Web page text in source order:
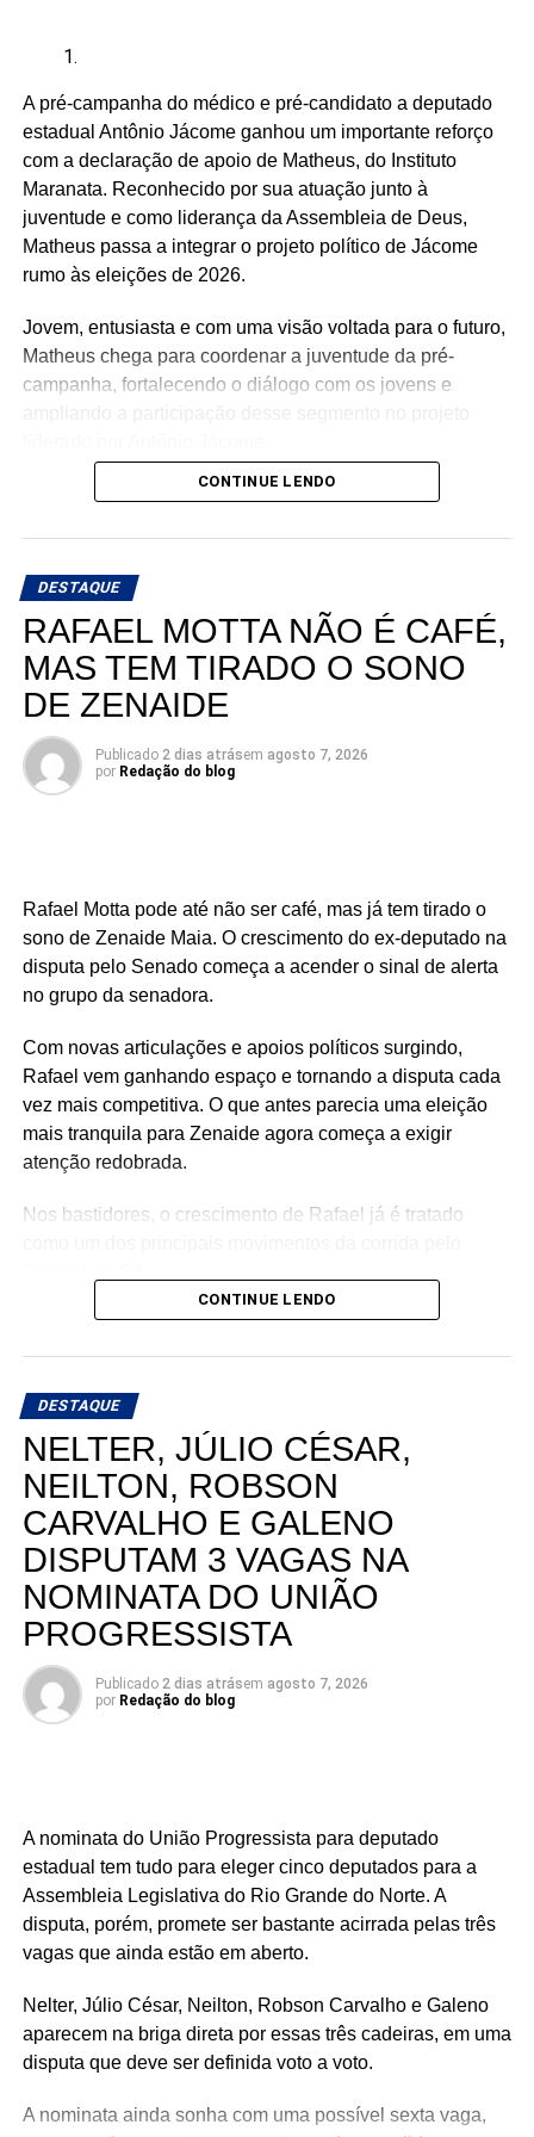
Wesley Mendes (BA)
Mãe Bernadete de Oxóssi (BA)
Ariane Magalhães (RJ)
O PSOL afirma ser a favor da liberdade religiosa e
combate o racismo religioso. Segundo a sigla, entre seus
filiados, há pessoas que se candidataram em defesa da
causa, sendo esta uma iniciativa desenvolvida por esse
A pré-campanha do médico e pré-candidato a deputado
estadual Antônio Jácome ganhou um importante reforço
com a declaração de apoio de Matheus, do Instituto
Maranata. Reconhecido por sua atuação junto à
juventude e como liderança da Assembleia de Deus,
Matheus passa a integrar o projeto político de Jácome
rumo às eleições de 2026.
Jovem, entusiasta e com uma visão voltada para o futuro,
Matheus chega para coordenar a juventude da pré-
campanha, fortalecendo o diálogo com os jovens e
Ao declarar seu apoio, Matheus afirmou acreditar na
busca retornar à Assembleia Legislativa, segue
ampliando sua base de apoio e reunindo lideranças de
diferentes regiões e segmentos da sociedade em torno de
sua pré-candidatura.
CONTINUE LENDO
DESTAQUE
RAFAEL MOTTA NÃO É CAFÉ,
MAS TEM TIRADO O SONO
DE ZENAIDE
Publicado 2 dias atrásem agosto 7, 2026
por Redação do blog
Rafael Motta pode até não ser café, mas já tem tirado o
sono de Zenaide Maia. O crescimento do ex-deputado na
disputa pelo Senado começa a acender o sinal de alerta
no grupo da senadora.
Com novas articulações e apoios políticos surgindo,
Rafael vem ganhando espaço e tornando a disputa cada
vez mais competitiva. O que antes parecia uma eleição
mais tranquila para Zenaide agora começa a exigir
atenção redobrada.
Nos bastidores, o crescimento de Rafael já é tratado
CONTINUE LENDO
DESTAQUE
NELTER, JÚLIO CÉSAR,
NEILTON, ROBSON
CARVALHO E GALENO
DISPUTAM 3 VAGAS NA
NOMINATA DO UNIÃO
PROGRESSISTA
Publicado 2 dias atrásem agosto 7, 2026
por Redação do blog
A nominata do União Progressista para deputado
estadual tem tudo para eleger cinco deputados para a
Assembleia Legislativa do Rio Grande do Norte. A
disputa, porém, promete ser bastante acirrada pelas três
vagas que ainda estão em aberto.
Nelter, Júlio César, Neilton, Robson Carvalho e Galeno
aparecem na briga direta por essas três cadeiras, em uma
disputa que deve ser definida voto a voto.
A nominata ainda sonha com uma possível sexta vaga,